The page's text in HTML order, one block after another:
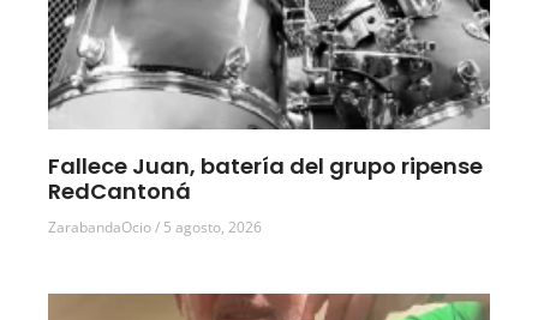
Fallece Juan, batería del grupo ripense
RedCantoná
ZarabandaOcio 5 agosto, 2026